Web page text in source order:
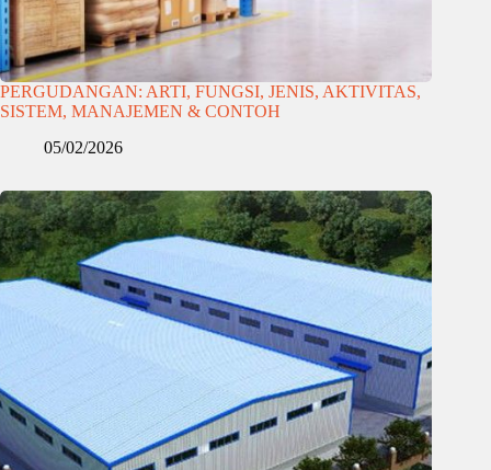
PERGUDANGAN: ARTI, FUNGSI, JENIS, AKTIVITAS,
SISTEM, MANAJEMEN & CONTOH
05/02/2026